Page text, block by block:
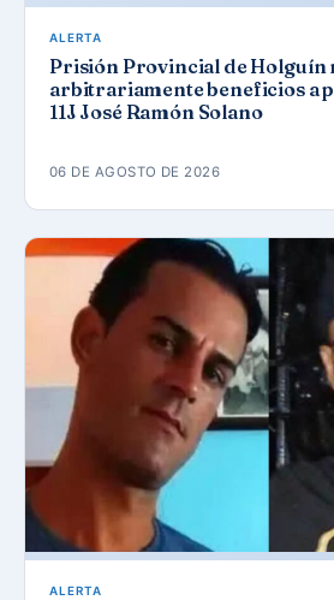
ALERTA
Prisión Provincial de Holguín
arbitrariamente beneficios a
11J José Ramón Solano
06 DE AGOSTO DE 2026
ALERTA